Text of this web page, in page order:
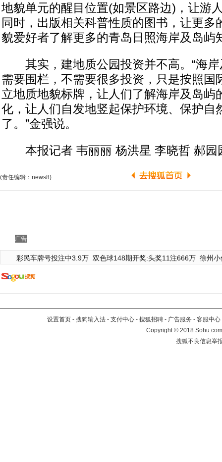
地貌单元的醒目位置(如景区路边)，让游
同时，出版相关科普性质的图书，让更多
貌爱好者了解更多的青岛日照海岸及岛屿
其实，建地质公园投资并不高。“海岸
需要围栏，不需要很多投资，只是按照国
立地质地貌标牌，让人们了解海岸及岛屿
化，让人们自发地竖起保护环境、保护自
了。”金强说。
本报记者 韦丽丽 杨洪星 李晓哲 郝园
(责任编辑：news8)
广告
彩民车牌号投注中3.9万 双色球148期开奖:头奖11注666万 徐州
设置首页 - 搜狗输入法 - 支付中心 - 搜狐招聘 - 广告服务 - 客服中心
Copyright©2018
搜狐不良信息举